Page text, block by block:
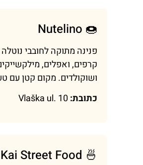
🍩 Nutelino
פנינה מתוקה לחובבי
קרפים, ואפלים,
ושוקולדים. מקום קטן עם
כתובת:Vlaška ul. 10
🍜 Kai Street Food